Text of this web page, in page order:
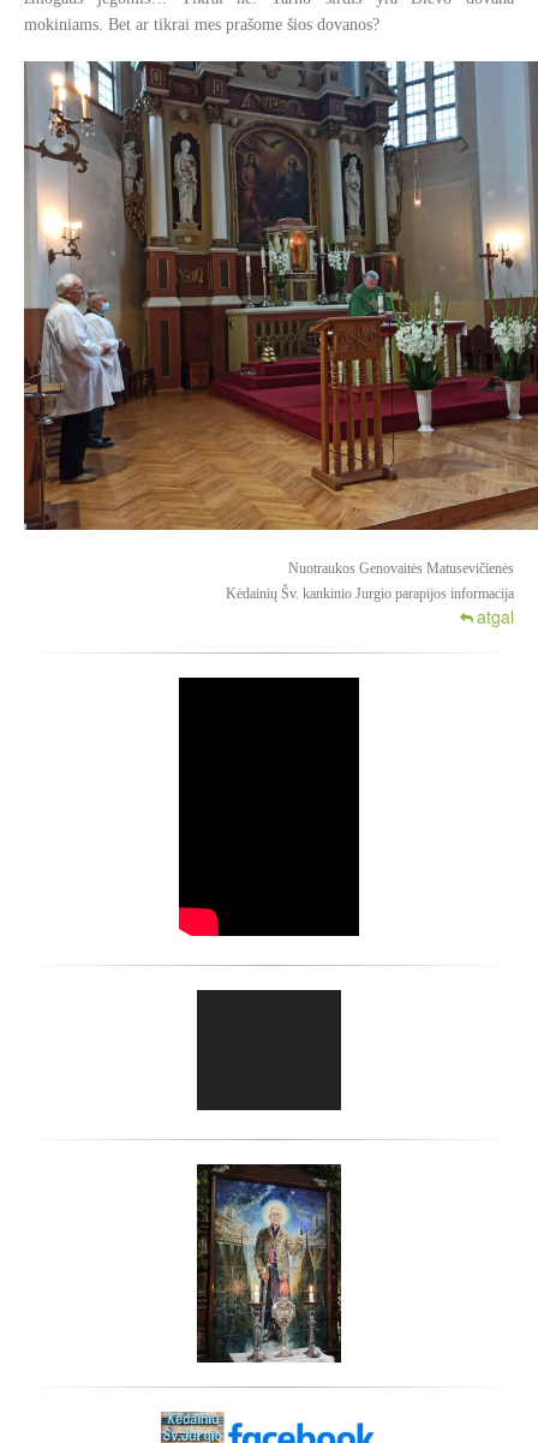
mokiniams. Bet ar tikrai mes prašome šios dovanos?
Nuotraukos Genovaitės Matusevičienės
Kėdainių Šv. kankinio Jurgio parapijos informacija
atgal